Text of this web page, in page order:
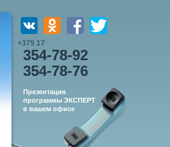
+375 17
354-78-92
354-78-76
Презентация
программы ЭКСПЕРТ
в вашем офисе